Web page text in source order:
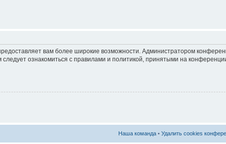
вам более широкие возможности. Администратором
ознакомиться с правилами и политикой, принятыми на
Наша команда • Удалить cookies